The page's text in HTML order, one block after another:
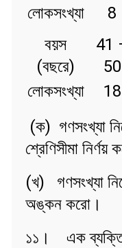
লোকসংখ্যা 8
বয়স
(বছরে)
41
50
লোকসংখ্যা
18
(ক) গণসংখ্যা
(খ) গণসংখ্যা
অঙ্কন
১১। এক